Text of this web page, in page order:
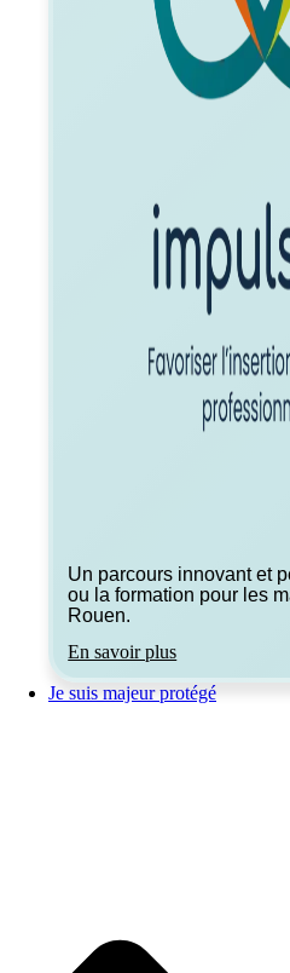
Un parcours innovant et
ou la formation pour les
Rouen.
En savoir plus
Je suis majeur protégé